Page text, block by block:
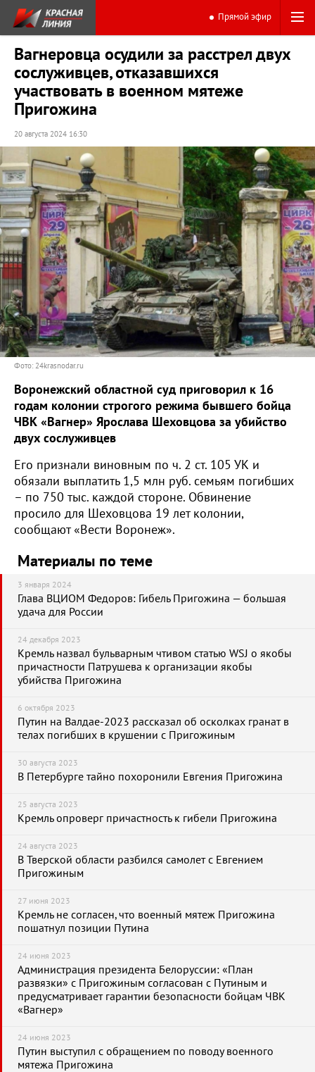
Прямой эфир
Вагнеровца осудили за расстрел двух
сослуживцев, отказавшихся
участвовать в военном мятеже
Пригожина
20 августа 2024 16:30
Фото: 24krasnodar.ru
Воронежский областной суд приговорил к 16
годам колонии строгого режима бывшего бойца
ЧВК «Вагнер» Ярослава Шеховцова за убийство
двух сослуживцев
Его признали виновным по ч. 2 ст. 105 УК и
обязали выплатить 1,5 млн руб. семьям погибших
– по 750 тыс. каждой стороне. Обвинение
просило для Шеховцова 19 лет колонии,
сообщают «Вести Воронеж».
Материалы по теме
3 января 2024
Глава ВЦИОМ Федоров: Гибель Пригожина — большая
удача для России
24 декабря 2023
Кремль назвал бульварным чтивом статью WSJ о якобы
причастности Патрушева к организации якобы
убийства Пригожина
6 октября 2023
Путин на Валдае-2023 рассказал об осколках гранат в
телах погибших в крушении с Пригожиным
30 августа 2023
В Петербурге тайно похоронили Евгения Пригожина
25 августа 2023
Кремль опроверг причастность к гибели Пригожина
24 августа 2023
В Тверской области разбился самолет с Евгением
Пригожиным
27 июня 2023
Кремль не согласен, что военный мятеж Пригожина
пошатнул позиции Путина
24 июня 2023
Администрация президента Белоруссии: «План
развязки» с Пригожиным согласован с Путиным и
предусматривает гарантии безопасности бойцам ЧВК
«Вагнер»
24 июня 2023
Путин выступил с обращением по поводу военного
мятежа Пригожина